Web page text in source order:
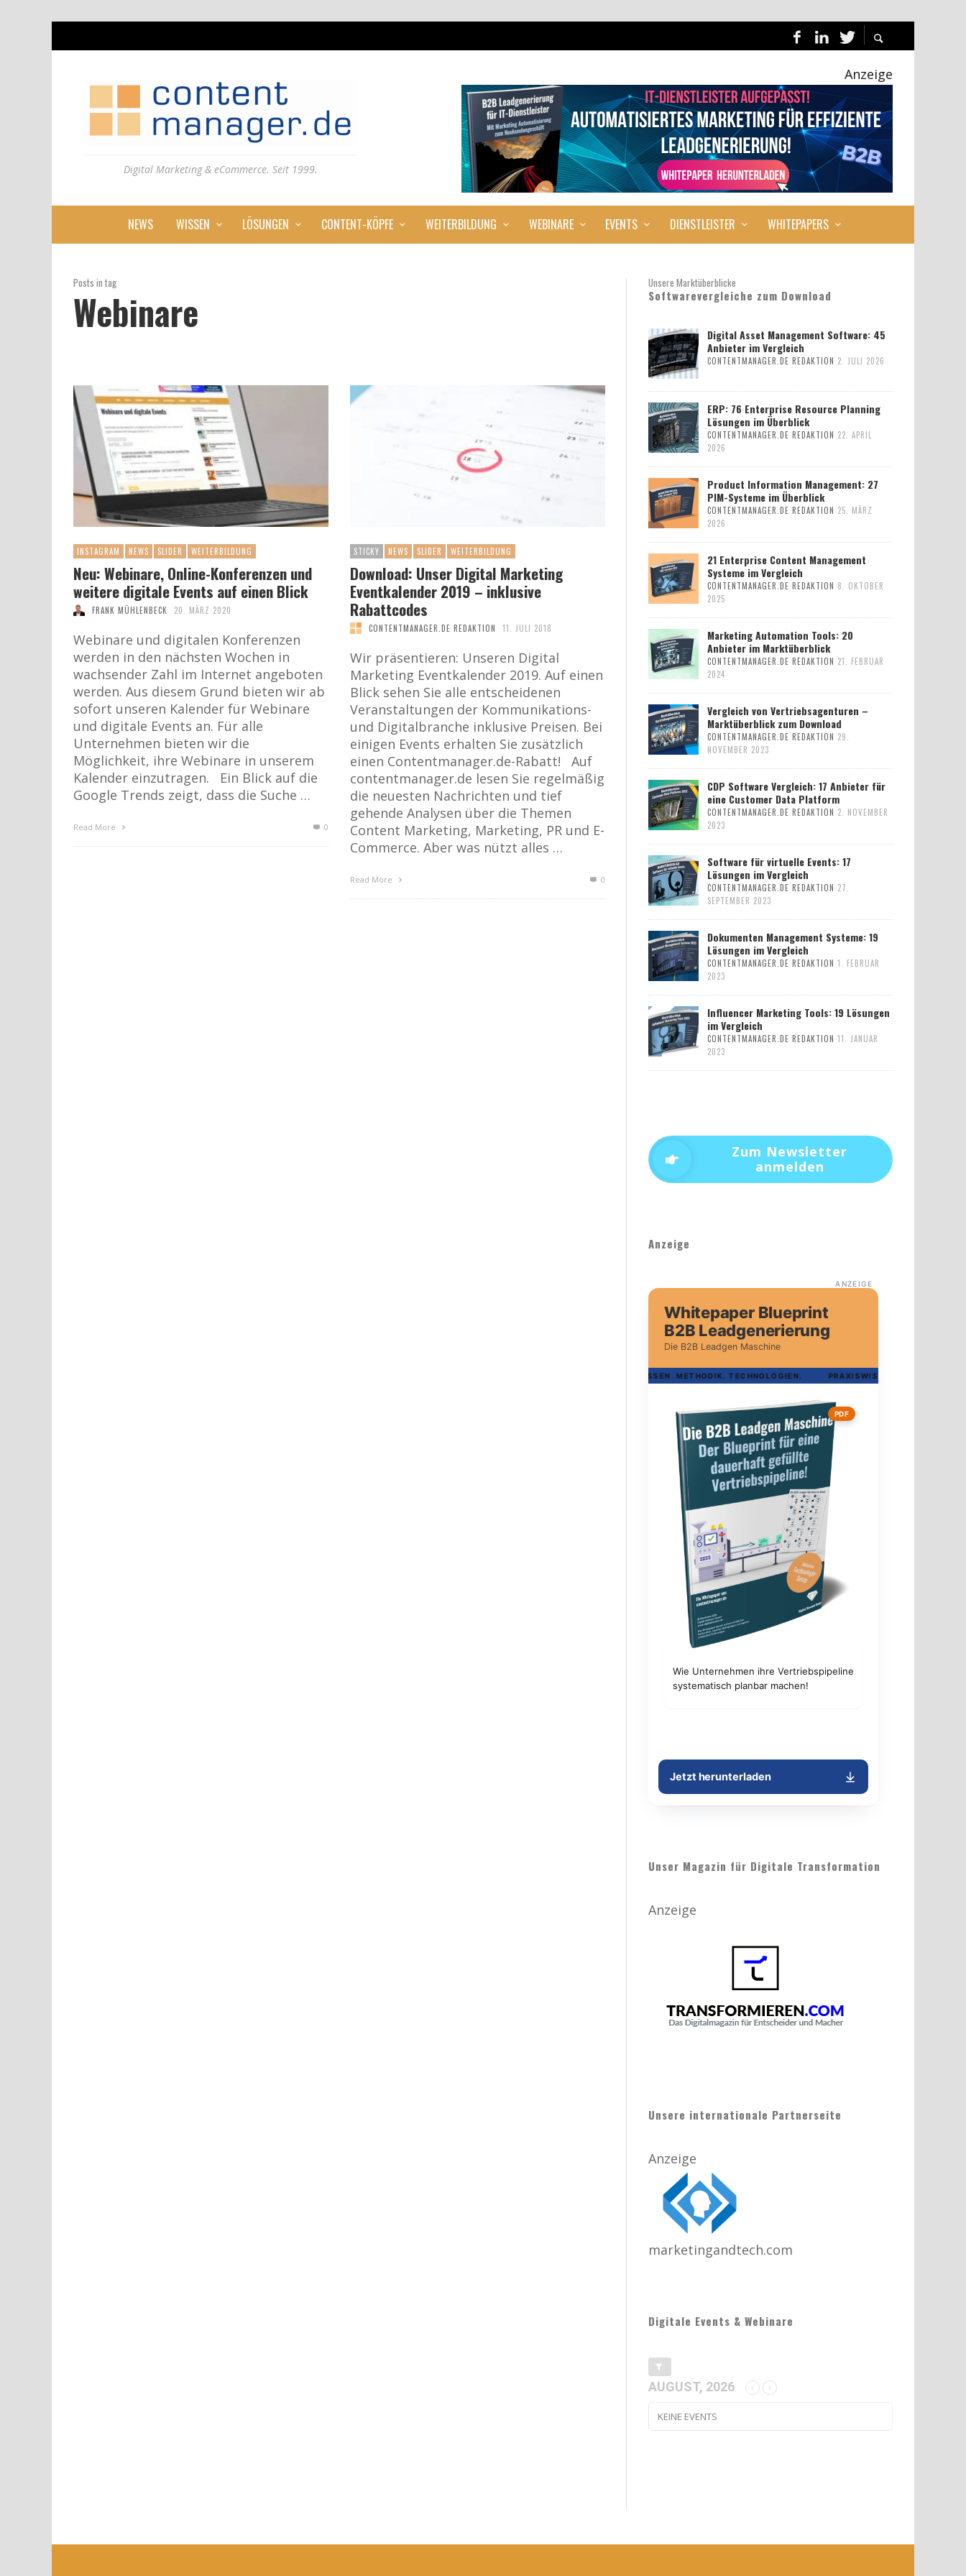
Digital Marketing & eCommerce. Seit 1999.
Anzeige
NEWS WISSEN LÖSUNGEN CONTENT-KÖPFE WEITERBILDUNG WEBINARE EVENTS DIENSTLEISTER WHITEPAPERS
Posts in tag
Webinare
INSTAGRAM NEWS SLIDER WEITERBILDUNG
Neu: Webinare, Online-Konferenzen und
weitere digitale Events auf einen Blick
FRANK MÜHLENBECK 20. MÄRZ 2020
Webinare und digitalen Konferenzen
werden in den nächsten Wochen in
wachsender Zahl im Internet angeboten
werden. Aus diesem Grund bieten wir ab
sofort unseren Kalender für Webinare
und digitale Events an. Für alle
Unternehmen bieten wir die
Möglichkeit, ihre Webinare in unserem
Kalender einzutragen. Ein Blick auf die
Google Trends zeigt, dass die Suche …
Read More 0
STICKY NEWS SLIDER WEITERBILDUNG
Download: Unser Digital Marketing
Eventkalender 2019 – inklusive
Rabattcodes
CONTENTMANAGER.DE REDAKTION 11. JULI 2018
Wir präsentieren: Unseren Digital
Marketing Eventkalender 2019. Auf einen
Blick sehen Sie alle entscheidenen
Veranstaltungen der Kommunikations-
und Digitalbranche inklusive Preisen. Bei
einigen Events erhalten Sie zusätzlich
einen Contentmanager.de-Rabatt! Auf
contentmanager.de lesen Sie regelmäßig
die neuesten Nachrichten und tief
gehende Analysen über die Themen
Content Marketing, Marketing, PR und E-
Commerce. Aber was nützt alles …
Read More 0
Unsere Marktüberblicke
Softwarevergleiche zum Download
Digital Asset Management Software: 45
Anbieter im Vergleich
CONTENTMANAGER.DE REDAKTION 2. JULI 2026
ERP: 76 Enterprise Resource Planning
Lösungen im Überblick
CONTENTMANAGER.DE REDAKTION 22. APRIL
2026
Product Information Management: 27
PIM-Systeme im Überblick
CONTENTMANAGER.DE REDAKTION 25. MÄRZ
2026
21 Enterprise Content Management
Systeme im Vergleich
CONTENTMANAGER.DE REDAKTION 8. OKTOBER
2025
Marketing Automation Tools: 20
Anbieter im Marktüberblick
CONTENTMANAGER.DE REDAKTION 21. FEBRUAR
2024
Vergleich von Vertriebsagenturen –
Marktüberblick zum Download
CONTENTMANAGER.DE REDAKTION 29.
NOVEMBER 2023
CDP Software Vergleich: 17 Anbieter für
eine Customer Data Platform
CONTENTMANAGER.DE REDAKTION 2. NOVEMBER
2023
Software für virtuelle Events: 17
Lösungen im Vergleich
CONTENTMANAGER.DE REDAKTION 27.
SEPTEMBER 2023
Dokumenten Management Systeme: 19
Lösungen im Vergleich
CONTENTMANAGER.DE REDAKTION 1. FEBRUAR
2023
Influencer Marketing Tools: 19 Lösungen
im Vergleich
CONTENTMANAGER.DE REDAKTION 11. JANUAR
2023
Zum Newsletter
anmelden
Anzeige
Unser Magazin für Digitale Transformation
Anzeige
Unsere internationale Partnerseite
Anzeige
marketingandtech.com
Digitale Events & Webinare
AUGUST, 2026
KEINE EVENTS